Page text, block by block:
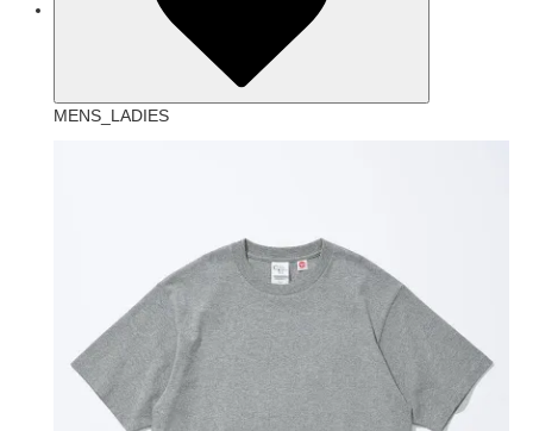
MENS_LADIES